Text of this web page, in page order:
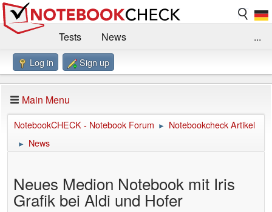
Tests
News
Benchmarks / Technik
Forum
Impressum
...
Log in Sign up
Main Menu
NotebookCHECK - Notebook Forum ► Notebookcheck Artikel
► News
Neues Medion Notebook mit Iris
Grafik bei Aldi und Hofer